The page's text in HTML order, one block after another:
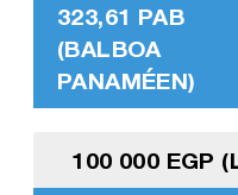
323,61 PAB
(BALBOA
PANAMÉEN)
100 000 EGP